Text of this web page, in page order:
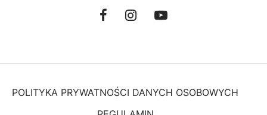
POLITYKA PRYWATNOŚCI DANYCH OSOBOWYCH